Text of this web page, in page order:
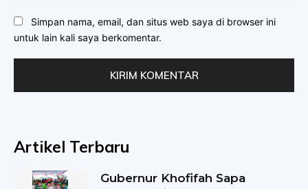
Simpan nama, email, dan situs web saya di browser ini
untuk lain kali saya berkomentar.
Artikel Terbaru
Gubernur Khofifah Sapa